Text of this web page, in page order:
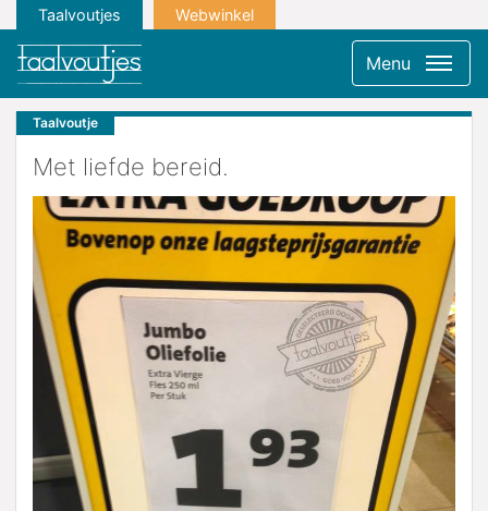
Taalvoutjes Webwinkel
Menu
Taalvoutje
Met liefde bereid.